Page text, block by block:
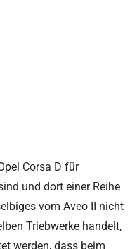
Corsa D für
und dort einer Reihe
vom Aveo II nicht
Triebwerke handelt,
werden, dass beim